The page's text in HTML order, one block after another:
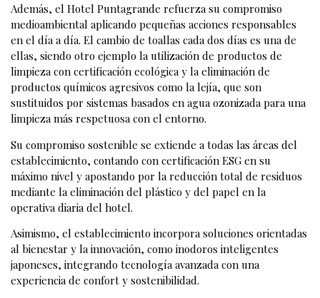
Además, el Hotel Puntagrande refuerza su compromiso
medioambiental aplicando pequeñas acciones responsables
en el día a día. El cambio de toallas cada dos días es una de
ellas, siendo otro ejemplo la utilización de productos de
limpieza con certificación ecológica y la eliminación de
productos químicos agresivos como la lejía, que son
sustituidos por sistemas basados en agua ozonizada para una
limpieza más respetuosa con el entorno.
Su compromiso sostenible se extiende a todas las áreas del
establecimiento, contando con certificación ESG en su
máximo nivel y apostando por la reducción total de residuos
mediante la eliminación del plástico y del papel en la
operativa diaria del hotel.
Asimismo, el establecimiento incorpora soluciones orientadas
al bienestar y la innovación, como inodoros inteligentes
japoneses, integrando tecnología avanzada con una
experiencia de confort y sostenibilidad.